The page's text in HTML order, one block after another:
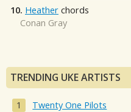
10. Heather chords
Conan Gray
TRENDING UKE ARTISTS
Twenty One Pilots